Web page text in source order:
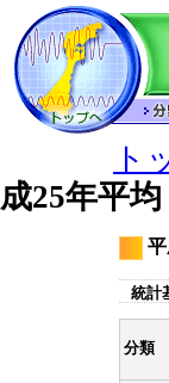
ト
成25年平
統計
分類